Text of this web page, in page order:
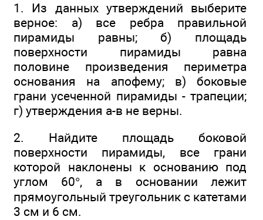
1. Из данных утверждений выберите
верное: а) все ребра правильной
пирамиды равны; б) площадь
поверхности пирамиды равна
половине произведения периметра
основания на апофему; в) боковые
грани усеченной пирамиды - трапеции;
г) утверждения a-в не верны.
2. Найдите площадь боковой
поверхности пирамиды, все грани
которой наклонены к основанию под
углом 60°, а в основании лежит
прямоугольный треугольник с катетами
3 см и 6 см.